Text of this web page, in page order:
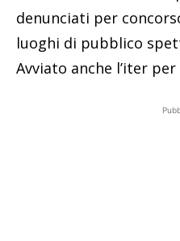
denunciati per
luoghi di pubblico
Avviato anche l’iter